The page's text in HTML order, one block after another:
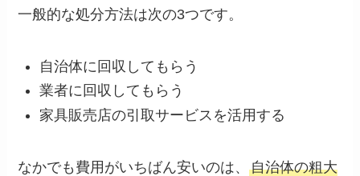
一般的な処分方法は次の3つです。
自治体に回収してもらう
業者に回収してもらう
家具販売店の引取サービスを活用する
なかでも費用がいちばん安いのは、自治体の粗大